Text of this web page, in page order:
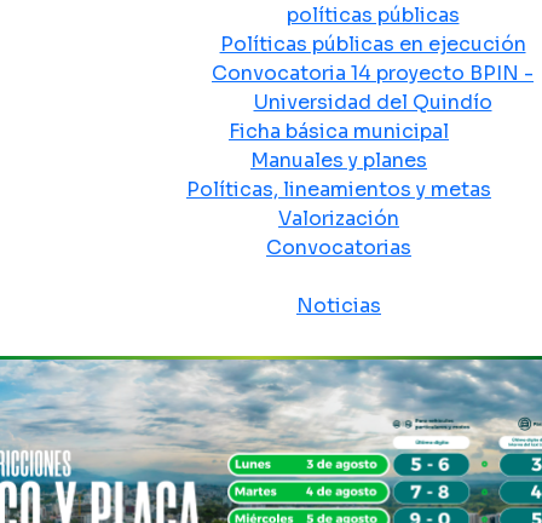
políticas públicas
Políticas públicas en ejecución
Convocatoria 14 proyecto BPIN -
Universidad del Quindío
Ficha básica municipal
Manuales y planes
Políticas, lineamientos y metas
Valorización
Convocatorias
Noticias